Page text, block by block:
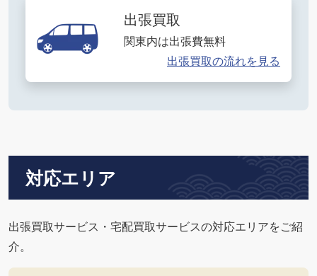
出張買取
関東内は出張費無料
出張買取の流れを見る
対応エリア
出張買取サービス・宅配買取サービスの対応エリアをご紹
介。